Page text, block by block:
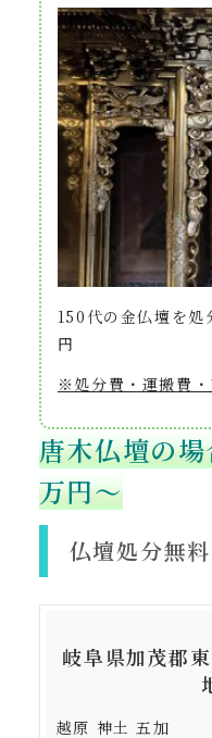
150代の金仏壇を処
円
※処分費・運搬費・
唐木仏壇の
万円〜
仏壇処分無
岐阜県加茂郡
越原 神土 五加